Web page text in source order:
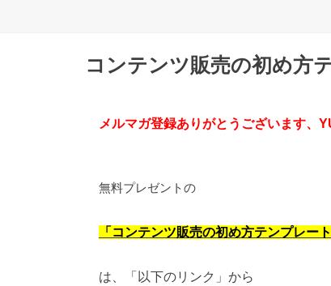
コンテンツ販売の初め方
メルマガ登録ありがとうございます、
無料プレゼントの
「コンテンツ販売の初め方テンプレート
は、「以下のリンク」から